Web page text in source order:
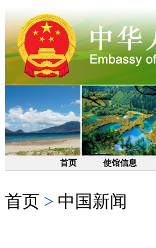
首页 使馆信息
首页 > 中国新闻